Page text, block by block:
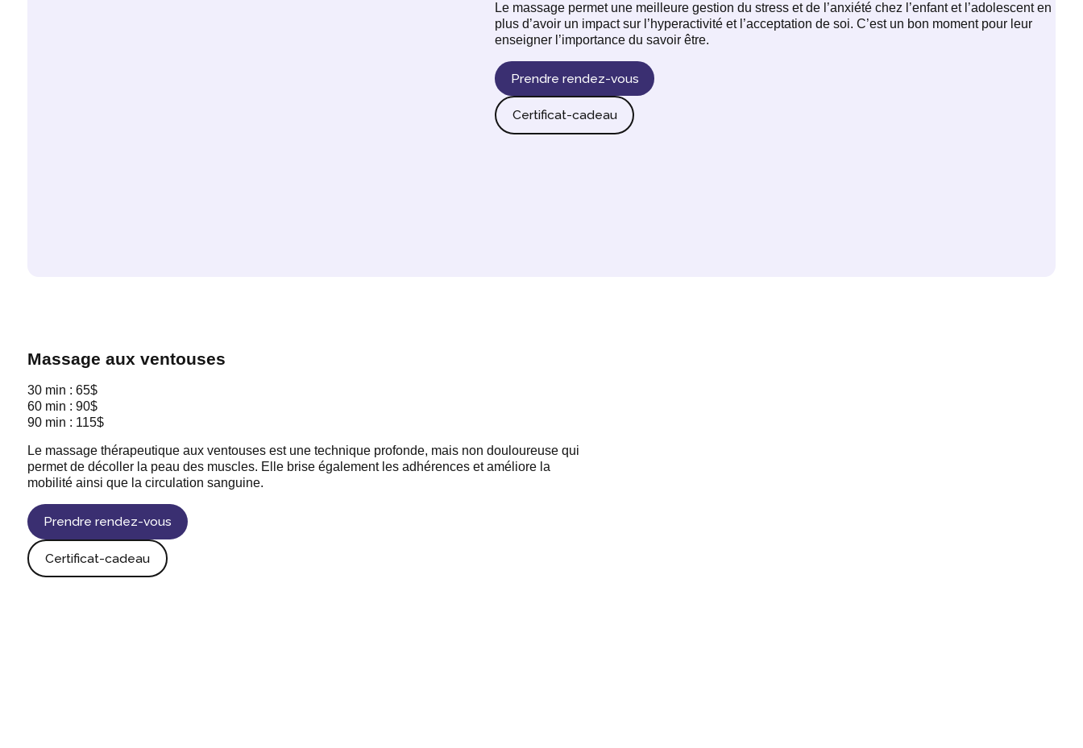
Le massage permet une meilleure gestion du stress et de l’anxiété chez l’enfant et l’adolescent en
plus d’avoir un impact sur l’hyperactivité et l’acceptation de soi. C’est un bon moment pour leur
enseigner l’importance du savoir être.
Prendre rendez-vous
Certificat-cadeau
Massage aux ventouses
30 min : 65$
60 min : 90$
90 min : 115$
Le massage thérapeutique aux ventouses est une technique profonde, mais non douloureuse qui
permet de décoller la peau des muscles. Elle brise également les adhérences et améliore la
mobilité ainsi que la circulation sanguine.
Prendre rendez-vous
Certificat-cadeau